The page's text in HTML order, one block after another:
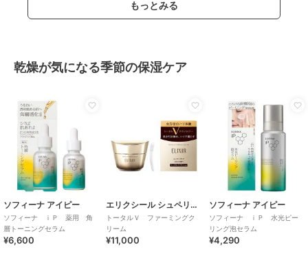
もっとみる
乾燥が気になる季節の保湿ケア
ソフィーナ アイピー
ソフィーナ ｉＰ 薬用 角
層トーニングセラム
¥6,600
エリクシール シュペリエル
トータルＶ ファーミングク
リーム
¥11,000
ソフィーナ アイピー
ソフィーナ ｉＰ 水光ピー
リング泡セラム
¥4,290